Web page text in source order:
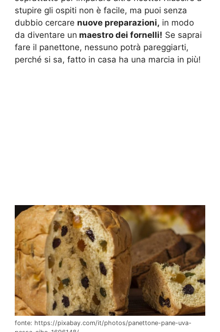
stupire gli ospiti non è facile, ma puoi senza
dubbio cercare nuove preparazioni, in modo
da diventare un maestro dei fornelli! Se saprai
fare il panettone, nessuno potrà pareggiarti,
perché si sa, fatto in casa ha una marcia in più!
fonte: https://pixabay.com/it/photos/panettone-pane-uva-